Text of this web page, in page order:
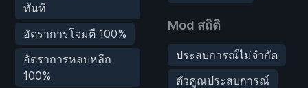
ทันที
อัตราการโจมตี 100%
อัตราการหลบหลีก
100%
Mod สถิติ
ประสบการณ์ไม่จำกัด
ตัวคูณประสบการณ์